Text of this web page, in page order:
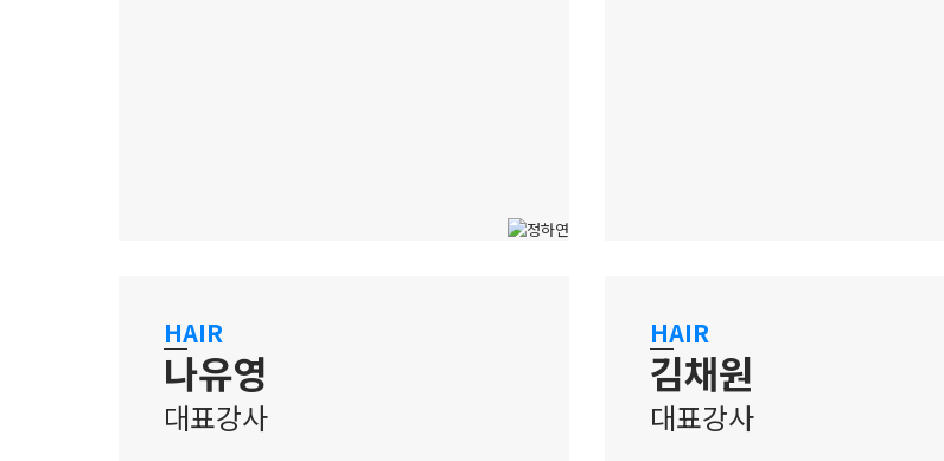
헤어 입시 합격의 마법사
HAIR
나유영
대표강사
HAIR
김채원
대표강사